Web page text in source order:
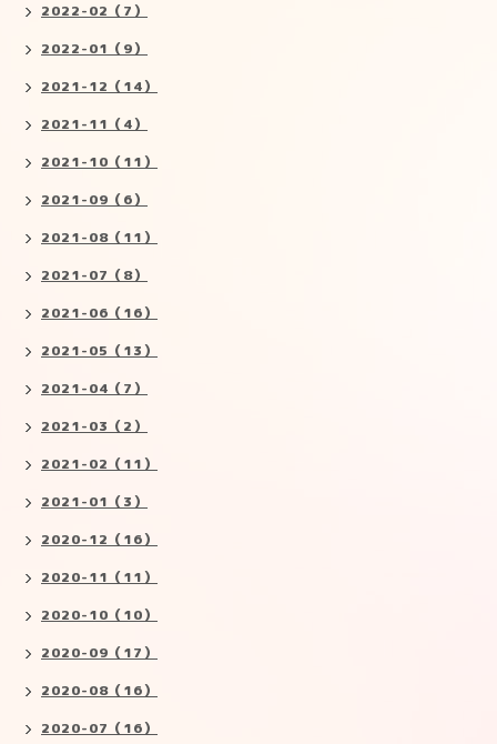
2022-02（7）
2022-01（9）
2021-12（14）
2021-11（4）
2021-10（11）
2021-09（6）
2021-08（11）
2021-07（8）
2021-06（16）
2021-05（13）
2021-04（7）
2021-03（2）
2021-02（11）
2021-01（3）
2020-12（16）
2020-11（11）
2020-10（10）
2020-09（17）
2020-08（16）
2020-07（16）